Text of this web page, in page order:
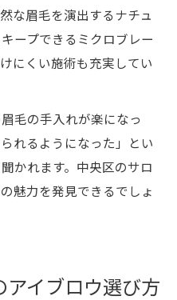
な眉毛を演出するナチュ
ープできるミクロブレー
にくい施術も充実してい
毛の手入れが楽になっ
れるようになった」とい
かれます。中央区のサロ
魅力を発見できるでしょ
アイブロウ選び方